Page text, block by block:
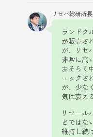
リセバ総研所
ランドク
が販売さ
が、リセ
非常に高
おそらく
ェックさ
が、少な
気は衰え
リセール
どではな
維持し続